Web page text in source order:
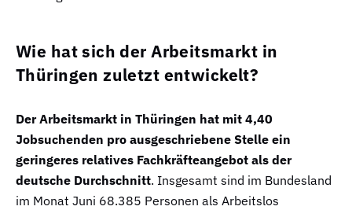
Wie hat sich der Arbeitsmarkt in
Thüringen zuletzt entwickelt?
Der Arbeitsmarkt in Thüringen hat mit 4,40
Jobsuchenden pro ausgeschriebene Stelle ein
geringeres relatives Fachkräfteangebot als der
deutsche Durchschnitt. Insgesamt sind im Bundesland
im Monat Juni 68.385 Personen als Arbeitslos